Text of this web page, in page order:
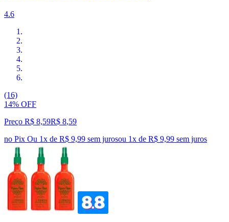
4.6
(16)
14% OFF
Preço R$ 8,59R$ 8,59
no Pix Ou 1x de R$ 9,99 sem jurosou 1x de R$ 9,99 sem juros